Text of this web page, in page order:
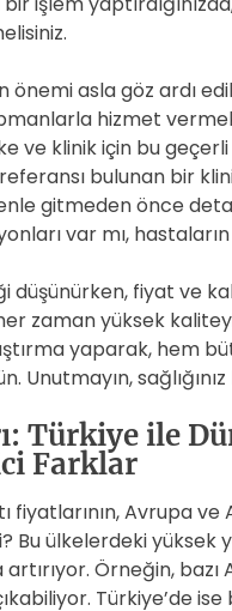
asla göz ardı
hizmet
ve klinik için bu
bulunan bir
gitmeden önce
var mı,
düşünürken, fiyat ve
zaman yüksek
yaparak, hem
Unutmayın,
Türkiye ile
Farklar
fiyatlarının, Avrupa
Bu ülkelerdeki
Örneğin,
Türkiye’de